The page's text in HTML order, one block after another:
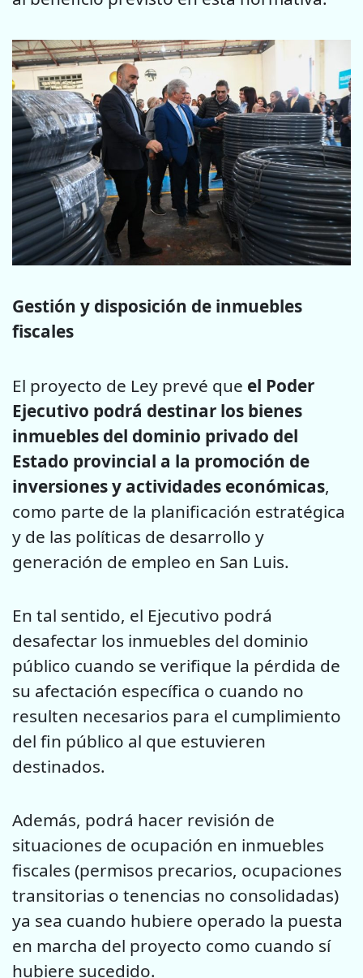
Gestión y disposición de inmuebles
fiscales
El proyecto de Ley prevé que el Poder
Ejecutivo podrá destinar los bienes
inmuebles del dominio privado del
Estado provincial a la promoción de
inversiones y actividades económicas,
como parte de la planificación estratégica
y de las políticas de desarrollo y
generación de empleo en San Luis.
En tal sentido, el Ejecutivo podrá
desafectar los inmuebles del dominio
público cuando se verifique la pérdida de
su afectación específica o cuando no
resulten necesarios para el cumplimiento
del fin público al que estuvieren
destinados.
Además, podrá hacer revisión de
situaciones de ocupación en inmuebles
fiscales (permisos precarios, ocupaciones
transitorias o tenencias no consolidadas)
ya sea cuando hubiere operado la puesta
en marcha del proyecto como cuando sí
hubiere sucedido.